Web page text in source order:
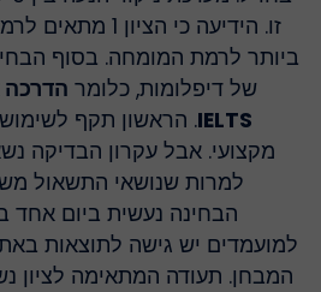
זו. הידיעה כי הציון 1
לרמת המומחה. בסוף הבחינה
של דיפלומות, כלומר
IELTS. הראשון תקף לשימוש
מקצועי. אבל עקרון הבדיקה
למרות שנושאי התשאול
המבחן. תעודה המתאימה לציון